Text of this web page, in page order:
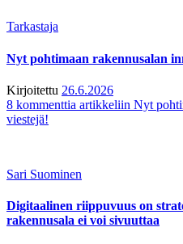
Tarkastaja
Nyt pohtimaan rakennusalan
Kirjoitettu 26.6.2026
8 kommenttia artikkeliin Nyt
viestejä!
Sari Suominen
Digitaalinen riippuvuus on
rakennusala ei voi sivuuttaa